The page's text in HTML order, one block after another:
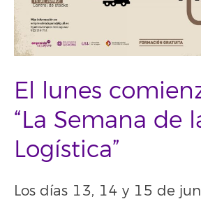
El lunes
“La Semana de
Logística”
Los días 13, 14 y 15 de